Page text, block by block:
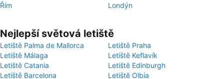
Řím
Londýn
Nejlepší světová letiště
Letiště Palma de Mallorca
Letiště Praha
Letiště Málaga
Letiště Keflavík
Letiště Catania
Letiště Edinburgh
Letiště Barcelona
Letiště Olbia